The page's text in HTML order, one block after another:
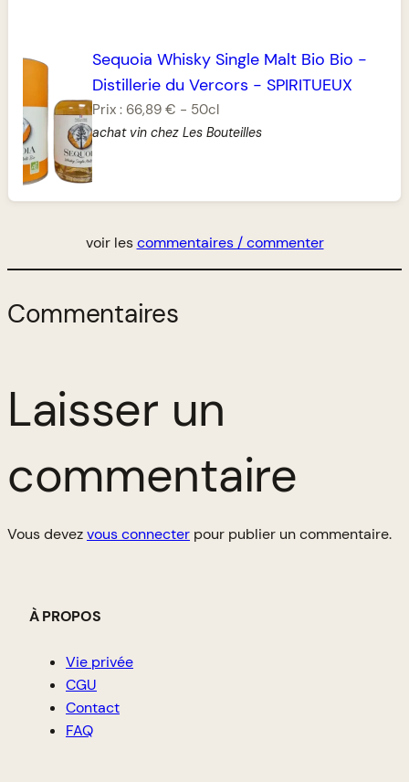
Sequoia Whisky Single Malt Bio Bio -
Distillerie du Vercors -SPIRITUEUX
Prix : 66,89 € - 50cl
achat vin chez Les Bouteilles
voir lescommentaires / commenter
Commentaires
Laisser un
commentaire
Vous devezvous connecter pour publier un commentaire.
À PROPOS
Vie privée
CGU
Contact
FAQ